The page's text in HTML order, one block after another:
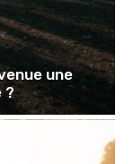
une
?